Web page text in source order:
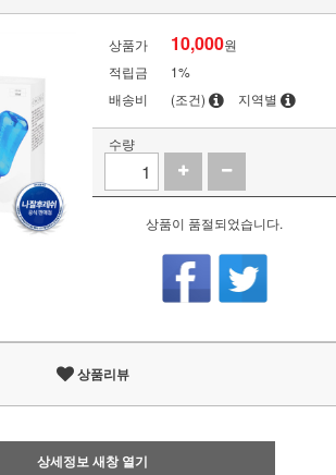
상품가 10,000원
적립금
1%
배송비
(조건) 지역별
수량
상품이 품절되었습니다.
상품리뷰
상세정보 새창 열기